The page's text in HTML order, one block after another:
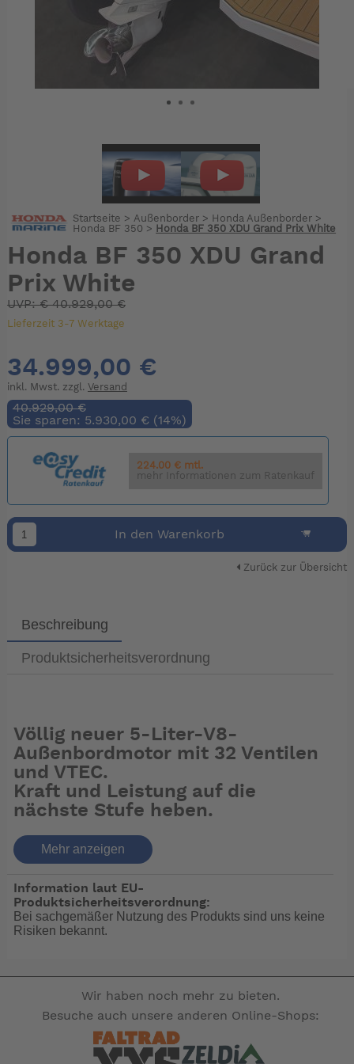
Startseite >Außenborder > Honda Außenborder >
Honda BF 350 > Honda BF 350 XDU Grand Prix White
Honda BF 350 XDU Grand
Prix White
UVP:€40.929,00 €
Lieferzeit 3-7 Werktage
34.999,00 €
inkl. Mwst. zzgl. Versand
40.929,00 €
Sie sparen: 5.930,00 € (14%)
224.00 € mtl.
mehr Informationen zum Ratenkauf
In den Warenkorb
Zurück zur Übersicht
Beschreibung
Produktsicherheitsverordnung
Völlig neuer 5-Liter-V8-
Außenbordmotor mit 32 Ventilen
und VTEC.
Kraft und Leistung auf die
nächste Stufe heben.
Den Motor anlassen Mit dem BLAST™-
beschleunigen Sie sofort und kraftvoll.
Für die Reise Bei konstanter
Für zusätzliche Leistung Wenn Sie
Mehr anzeigen
Information laut EU-
Produktsicherheitsverordnung:
Bei sachgemäßer Nutzung des Produkts sind uns keine
Risiken bekannt.
Wir haben noch mehr zu bieten.
Besuche auch unsere anderen Online-Shops: